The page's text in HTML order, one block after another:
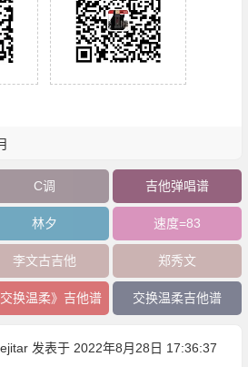
C调 吉他弹唱谱
林夕 速度=83
李文古吉他 郑秀文
交换温柔》吉他谱 交换温柔吉他谱
发表于 2022年8月28日 17:36:37